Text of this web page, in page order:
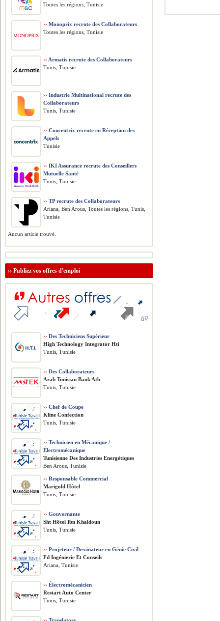
Toutes les régions, Tunisie
›› Monoprix recrute des Collaborateurs
Toutes les régions, Tunisie
›› Armatis recrute des Collaborateurs
Tunis, Tunisie
›› Industrie Multinational recrute des
Collaborateurs
Tunis, Tunisie
›› Concentrix recrute en Réception des
Appels
Tunisie
›› IKI Assurance recrute des Conseillers
Mutuelle Santé
Tunis, Tunisie
›› TP recrute des Collaborateurs
Ariana, Ben Arous, Toutes les régions, Tunis,
Tunisie
Aucun article trouvé.
››Publiez vos offres d'emploi
›› Des Techniciens Supérieur
High Technology Integrator Hti
Tunis, Tunisie
›› Des Collaborateurs
Arab Tunisian Bank Atb
Tunis, Tunisie
›› Chef de Coupe
Kline Confection
Tunis, Tunisie
›› Technicien en Mécanique /
Électromécanique
Tunisienne Des Industries Energétiques
Ben Arous, Tunisie
›› Responsable Commercial
Marigold Hôtel
Tunis, Tunisie
›› Gouvernante
Sht Hôtel Ibn Khaldoun
Tunis, Tunisie
›› Projeteur / Dessinateur en Génie Civil
Fd Ingénierie Et Conseils
Ariana, Tunisie
›› Électromécanicien
Restart Auto Center
Tunis, Tunisie